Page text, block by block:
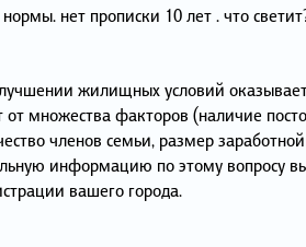
нет прописки 10 лет . что
жилищных условий
от множества факторов (наличие
членов семьи, размер
информацию по этому вопросу
вашего города.